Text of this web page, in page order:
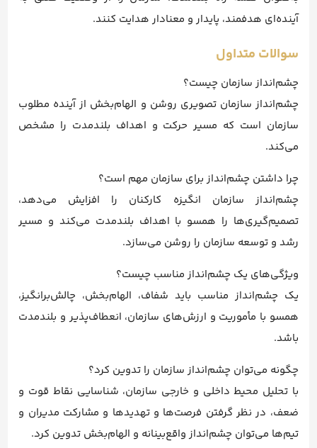
آینده‌ای هدفمند، پایدار و معنادار هدایت کنند.
سوالات متداول
چشم‌انداز سازمان چیست؟
چشم‌انداز سازمان تصویری روشن و الهام‌بخش از آینده مطلوب
سازمان است که مسیر حرکت و اهداف بلندمدت را مشخص
می‌کند.
چرا داشتن چشم‌انداز برای سازمان مهم است؟
چشم‌انداز سازمان انگیزه کارکنان را افزایش می‌دهد،
تصمیم‌گیری‌ها را همسو با اهداف بلندمدت می‌کند و مسیر
رشد و توسعه سازمان را روشن می‌سازد.
ویژگی‌های یک چشم‌انداز مناسب چیست؟
یک چشم‌انداز مناسب باید شفاف، الهام‌بخش، چالش‌برانگیز،
همسو با مأموریت و ارزش‌های سازمان، انعطاف‌پذیر و بلندمدت
باشد.
چگونه می‌توان چشم‌انداز سازمان را تدوین کرد؟
با تحلیل محیط داخلی و خارجی سازمان، شناسایی نقاط قوت و
ضعف، در نظر گرفتن فرصت‌ها و تهدیدها و مشارکت مدیران و
تیم‌ها می‌توان چشم‌انداز واقع‌بینانه و الهام‌بخش تدوین کرد.